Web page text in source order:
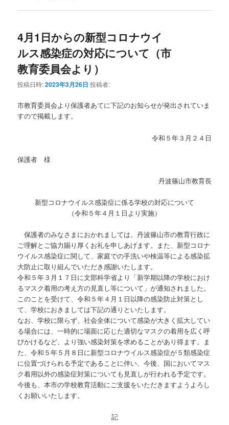
4月1日からの新型コロナウイ
ルス感染症の対応について（市
教育委員会より）
投稿日時:2023年3月26日 投稿者:
市教育委員会より保護者あてに下記のお知らせが発出されていま
すので掲載します。
令和５年３月２４日
保護者 様
丹波篠山市教育長
新型コロナウイルス感染症に係る学校の対応について
（令和５年４月１日より実施）
保護者のみなさまにおかれましては、丹波篠山市の教育行政に
ご理解とご協力賜り厚くお礼を申しあげます。また、新型コロナ
ウイルス感染症に関して、家庭での手洗いや検温等による感染拡
大防止に取り組んでいただき感謝いたします。
令和５年３月１７日に文部科学省より「新学期以降の学校におけ
るマスク着用の考え方の見直し等について」が通知されました。
このことを受けて、令和５年４月１日以降の感染防止対策とし
て、学校におきましては下記の通りといたします。
なお、学校に限らず、社会全体について感染が大きく拡大してい
る場合には、一時的に場面に応じた適切なマスクの着用を広く呼
びかけるなど、より強い感染対策を求めることがあり得ます。ま
た、令和５年５月８日に新型コロナウイルス感染症が５類感染症
に位置づけられる予定であることに伴い、今後、国においてマス
ク着用以外の感染症対策についても見直しが行われる予定です。
今後も、本市の学校教育活動にご支援をいただきますようよろし
くお願いいたします。
記